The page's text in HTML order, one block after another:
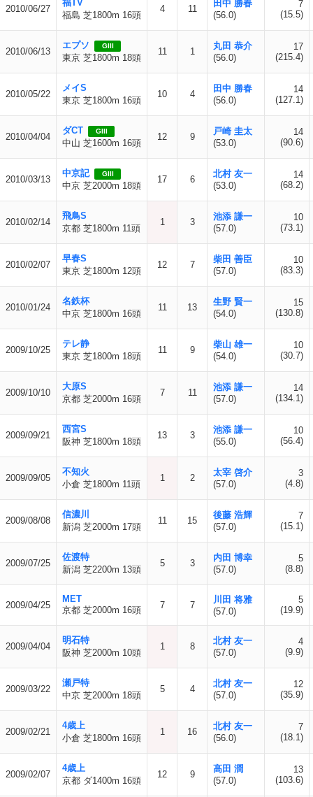
2010/06/27
福TV
福島 芝1800m 16頭
4 11
田中 勝春
(56.0)
7
(15.5)
2010/06/13
エプソ GIII
東京 芝1800m 18頭
11 1
丸田 恭介
(56.0)
17
(215.4)
2010/05/22
メイS
東京 芝1800m 16頭
10 4
田中 勝春
(56.0)
14
(127.1)
2010/04/04
ダCT GIII
中山 芝1600m 16頭
12 9
戸崎 圭太
(53.0)
14
(90.6)
2010/03/13
中京記 GIII
中京 芝2000m 18頭
17 6
北村 友一
(53.0)
14
(68.2)
2010/02/14
飛鳥S
京都 芝1800m 11頭
1 3
池添 謙一
(57.0)
10
(73.1)
2010/02/07
早春S
東京 芝1800m 12頭
12 7
柴田 善臣
(57.0)
10
(83.3)
2010/01/24
名鉄杯
中京 芝1800m 16頭
11 13
生野 賢一
(54.0)
15
(130.8)
2009/10/25
テレ静
東京 芝1800m 18頭
11 9
柴山 雄一
(54.0)
10
(30.7)
2009/10/10
大原S
京都 芝2000m 16頭
7 11
池添 謙一
(57.0)
14
(134.1)
2009/09/21
西宮S
阪神 芝1800m 18頭
13 3
池添 謙一
(55.0)
10
(56.4)
2009/09/05
不知火
小倉 芝1800m 11頭
1 2
太宰 啓介
(57.0)
3
(4.8)
2009/08/08
信濃川
新潟 芝2000m 17頭
11 15
後藤 浩輝
(57.0)
7
(15.1)
2009/07/25
佐渡特
新潟 芝2200m 13頭
5 3
内田 博幸
(57.0)
5
(8.8)
2009/04/25
MET
京都 芝2000m 16頭
7 7
川田 将雅
(57.0)
5
(19.9)
2009/04/04
明石特
阪神 芝2000m 10頭
1 8
北村 友一
(57.0)
4
(9.9)
2009/03/22
瀬戸特
中京 芝2000m 18頭
5 4
北村 友一
(57.0)
12
(35.9)
2009/02/21
4歳上
小倉 芝1800m 16頭
1 16
北村 友一
(56.0)
7
(18.1)
2009/02/07
4歳上
京都 ダ1400m 16頭
12 9
高田 潤
(57.0)
13
(103.6)